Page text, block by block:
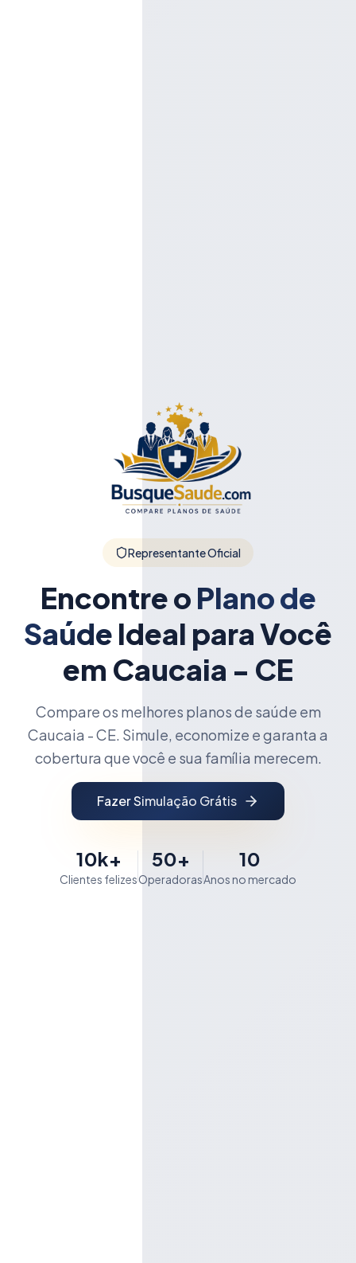
Representante Oficial
Encontre o Plano de
Saúde Ideal para Você
em Caucaia - CE
Compare os melhores planos de saúde em
Caucaia - CE. Simule, economize e garanta a
cobertura que você e sua família merecem.
Fazer Simulação Grátis
10k+
Clientes felizes
50+
Operadoras
10
Anos no mercado